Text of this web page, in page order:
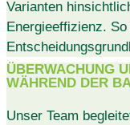
Varianten
Energieeffizienz.
ÜBERWACHUNG
WÄHREND DER
Unser Team